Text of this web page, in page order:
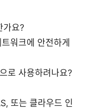
가요?
워크에 안전하게
로 사용하려나요?
또는 클라우드 인